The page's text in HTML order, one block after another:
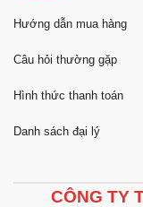
Hướng dẫn mua hàng
Câu hỏi thường gặp
Hình thức thanh toán
Danh sách đại lý
CÔNG TY